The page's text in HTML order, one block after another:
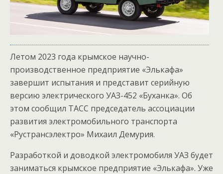
Летом 2023 года крымское научно-
производственное предприятие «Элькафа»
завершит испытания и представит серийную
версию электрического УАЗ-452 «Буханка». Об
этом сообщил ТАСС председатель ассоциации
развития электромобильного транспорта
«Рустрансэлектро» Михаил Демурия.
Разработкой и доводкой электромобиля УАЗ будет
заниматься крымское предприятие «Элькафа». Уже